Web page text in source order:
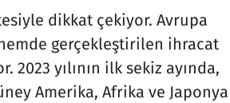
dikkat çekiyor. Avrupa
gerçekleştirilen ihracat
2023 yılının ilk sekiz ayında,
Amerika, Afrika ve Japonya